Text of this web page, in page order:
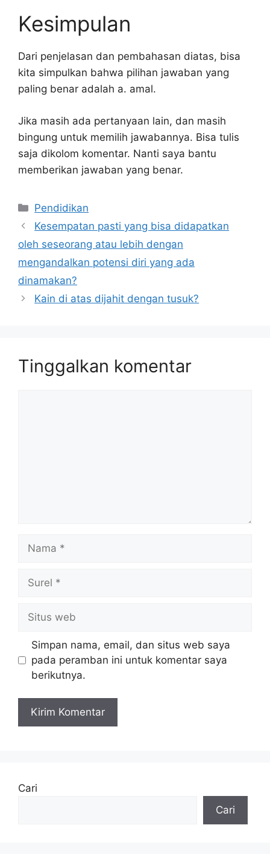
Kesimpulan
Dari penjelasan dan pembahasan diatas, bisa
kita simpulkan bahwa pilihan jawaban yang
paling benar adalah a. amal.
Jika masih ada pertanyaan lain, dan masih
bingung untuk memilih jawabannya. Bisa tulis
saja dikolom komentar. Nanti saya bantu
memberikan jawaban yang benar.
Kategori
Pendidikan
Kesempatan pasti yang bisa didapatkan
oleh seseorang atau lebih dengan
mengandalkan potensi diri yang ada
dinamakan?
Kain di atas dijahit dengan tusuk?
Tinggalkan komentar
web
Simpan nama, email, dan situs web saya
pada peramban ini untuk komentar saya
berikutnya.
Cari
Cari